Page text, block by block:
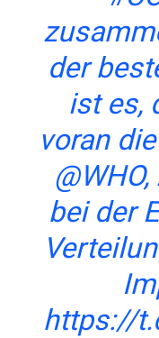
der
ist es,
voran
@WHO,
bei der
https://